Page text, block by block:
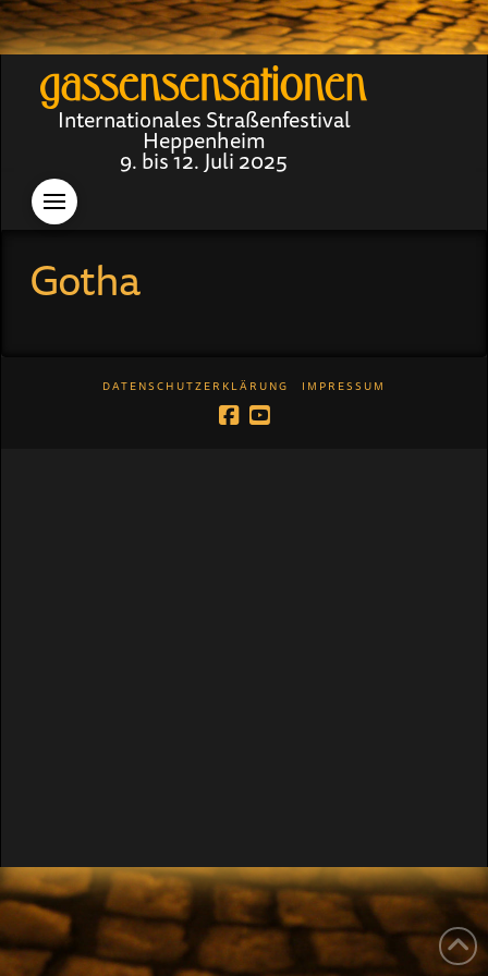
Internationales Straßenfestival
Heppenheim
9. bis 12. Juli 2025
Gotha
DATENSCHUTZERKLÄRUNG IMPRESSUM